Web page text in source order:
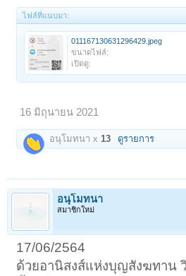
ไฟล์ที่แนบมา:
011167130631296429.jpeg
ขนาดไฟล์:
เปิดดู:
16 มิถุนายน 2021
อนุโมทนา x 13 ดูรายการ
อนุโมทนา
สมาชิกใหม่
17/06/2564
ด้วยอานิสงส์แห่งบุญสังฆทาน